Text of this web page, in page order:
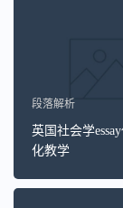
段落解析
英国社会学
化教学